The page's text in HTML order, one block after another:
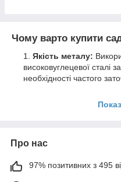
Чому варто купити
Якість металу:
високовуглецевої сталі
необхідності частого
лез, наші секатори
Тайваню з суворим
TPR-покриттям
Про нас
97% позитивних з 495